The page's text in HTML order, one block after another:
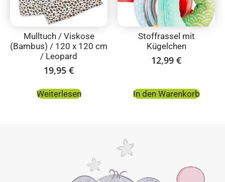
Mulltuch / Viskose
(Bambus) / 120 x 120 cm
/ Leopard
19,95 €
Weiterlesen
Stoffrassel mit
Kügelchen
12,99 €
In den Warenkorb